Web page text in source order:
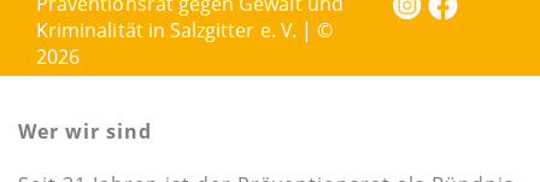
Kriminalität in Salzgitter e. V. | ©
2026
Wer wir sind